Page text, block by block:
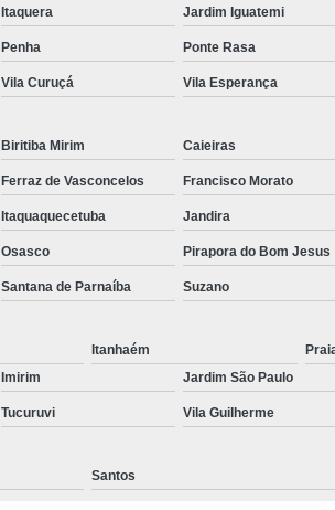
Pigmentação na Careca
Preenchimento Capilar Central
Preenchimento Capilar com
Preenchimento Capilar
Preenchimento Capilar na
Preenchimento Capilar
Tratamento para a Calvície
Tratamento para Calvície com
Tratamento para Calvície
Itaquera Jardim Iguatemi
Penha Ponte Rasa
Vila Curuçá Vila Esperança
Biritiba Mirim Caieiras
Ferraz de Vasconcelos Francisco Morato
Itaquaquecetuba Jandira
Osasco Pirapora do Bom Jesus
Santana de Parnaíba Suzano
Itanhaém
Imirim Jardim São Paulo
Tucuruvi Vila Guilherme
Santos